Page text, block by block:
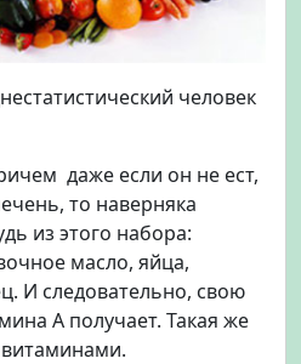
человек
даже если он не ест,
то наверняка
из этого набора:
масло, яйца,
И следовательно, свою
А получает. Такая же
витаминами.